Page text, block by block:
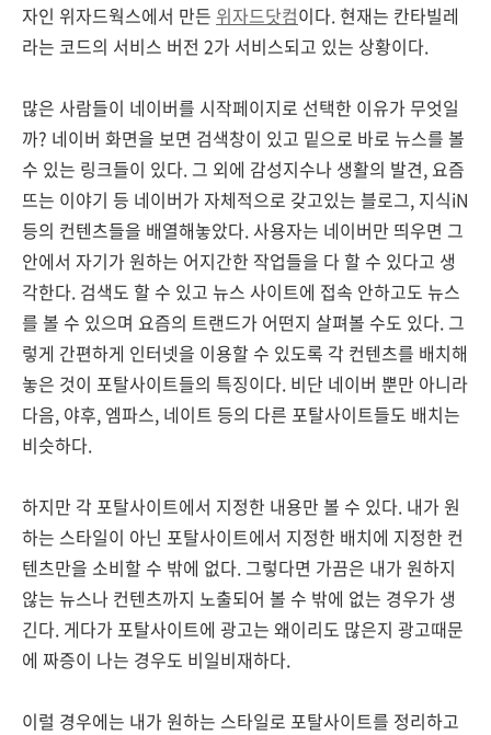
자인 위자드웍스에서 만든 위자드닷컴이다. 현재는 칸타빌레
라는 코드의 서비스 버전 2가 서비스되고 있는 상황이다.
많은 사람들이 네이버를 시작페이지로 선택한 이유가 무엇일
까? 네이버 화면을 보면 검색창이 있고 밑으로 바로 뉴스를 볼
수 있는 링크들이 있다. 그 외에 감성지수나 생활의 발견, 요즘
뜨는 이야기 등 네이버가 자체적으로 갖고있는 블로그, 지식iN
등의 컨텐츠들을 배열해놓았다. 사용자는 네이버만 띄우면 그
안에서 자기가 원하는 어지간한 작업들을 다 할 수 있다고 생
각한다. 검색도 할 수 있고 뉴스 사이트에 접속 안하고도 뉴스
를 볼 수 있으며 요즘의 트랜드가 어떤지 살펴볼 수도 있다. 그
렇게 간편하게 인터넷을 이용할 수 있도록 각 컨텐츠를 배치해
놓은 것이 포탈사이트들의 특징이다. 비단 네이버 뿐만 아니라
다음, 야후, 엠파스, 네이트 등의 다른 포탈사이트들도 배치는
비슷하다.
하지만 각 포탈사이트에서 지정한 내용만 볼 수 있다. 내가 원
하는 스타일이 아닌 포탈사이트에서 지정한 배치에 지정한 컨
텐츠만을 소비할 수 밖에 없다. 그렇다면 가끔은 내가 원하지
않는 뉴스나 컨텐츠까지 노출되어 볼 수 밖에 없는 경우가 생
긴다. 게다가 포탈사이트에 광고는 왜이리도 많은지 광고때문
에 짜증이 나는 경우도 비일비재하다.
이럴 경우에는 내가 원하는 스타일로 포탈사이트를 정리하고